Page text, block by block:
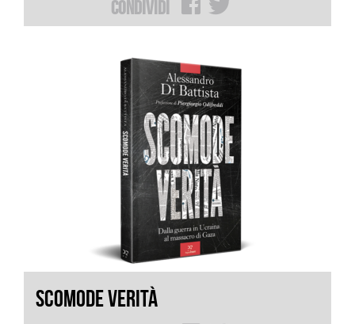
Condividi
SCOMODE VERITÀ